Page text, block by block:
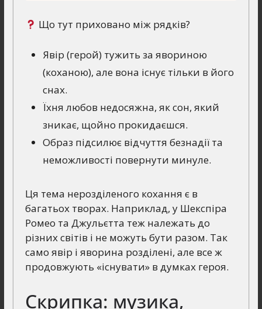
Що тут приховано між рядків?
Явір (герой) тужить за явориною
(коханою), але вона існує тільки в його
снах.
Їхня любов недосяжна, як сон, який
зникає, щойно прокидаєшся.
Образ підсилює відчуття безнадії та
неможливості повернути минуле.
Ця тема нерозділеного кохання є в
багатьох творах. Наприклад, у Шекспіра
Ромео та Джульєтта теж належать до
різних світів і не можуть бути разом. Так
само явір і яворина розділені, але все ж
продовжують «існувати» в думках героя.
Скрипка: музика,